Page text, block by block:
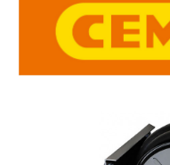
Bildergalerie